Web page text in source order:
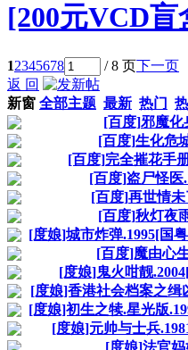
[200元VCD
12345678 / 8 页下一页
返 回
新窗 全部主题 最新 热门
[百度]邪魔化
[百度]生化危
[百度]完全摧花手
[百度]盗尸怪医
[百度]再世情
[百度]秋灯夜
[度娘]城市炸弹.1995[国
[百度]魔由心
[度娘]鬼火咁靓
[度娘]香港社会档案之缉
[度娘]初生之犊.星光版
[度娘]元帅与士兵
[度娘]法官